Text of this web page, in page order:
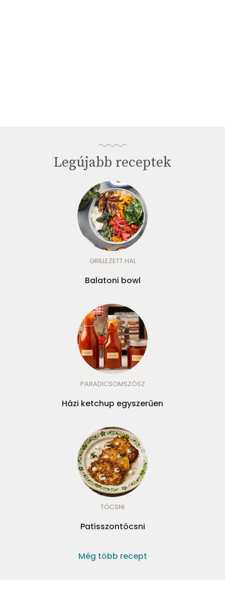
Legújabb receptek
GRILLEZETT HAL
Balatoni bowl
PARADICSOMSZÓSZ
Házi ketchup egyszerűen
TÓCSNI
Patisszontócsni
Még több recept